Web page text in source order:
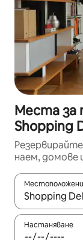
Места за
Shopping
наем, домове
Когато
Настаняване